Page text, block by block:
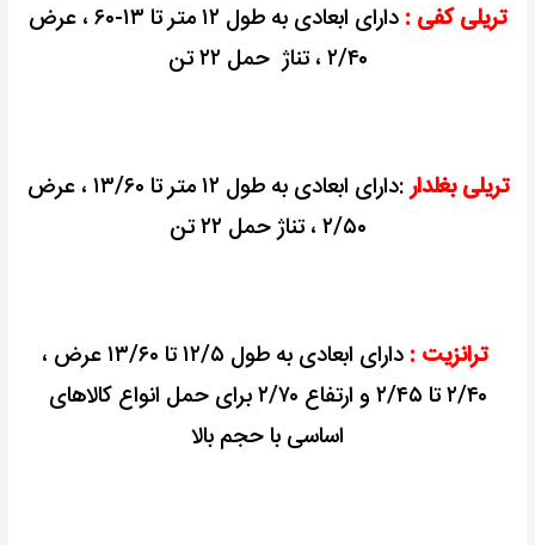
تریلی کفی :
دارای ابعادی به طول ۱۲ متر تا ۱۳-۶۰ ، عرض
۲/۴۰ ، تناژ حمل ۲۲ تن
تریلی بغلدار
:دارای ابعادی به طول ۱۲ متر تا ۱۳/۶۰ ، عرض
۲/۵۰ ، تناژ حمل ۲۲ تن
ترانزیت :
دارای ابعادی به طول ۱۲/۵ تا ۱۳/۶۰ عرض ،
۲/۴۰ تا ۲/۴۵ و ارتفاع ۲/۷۰ برای حمل انواع کالاهای
اساسی با حجم بالا